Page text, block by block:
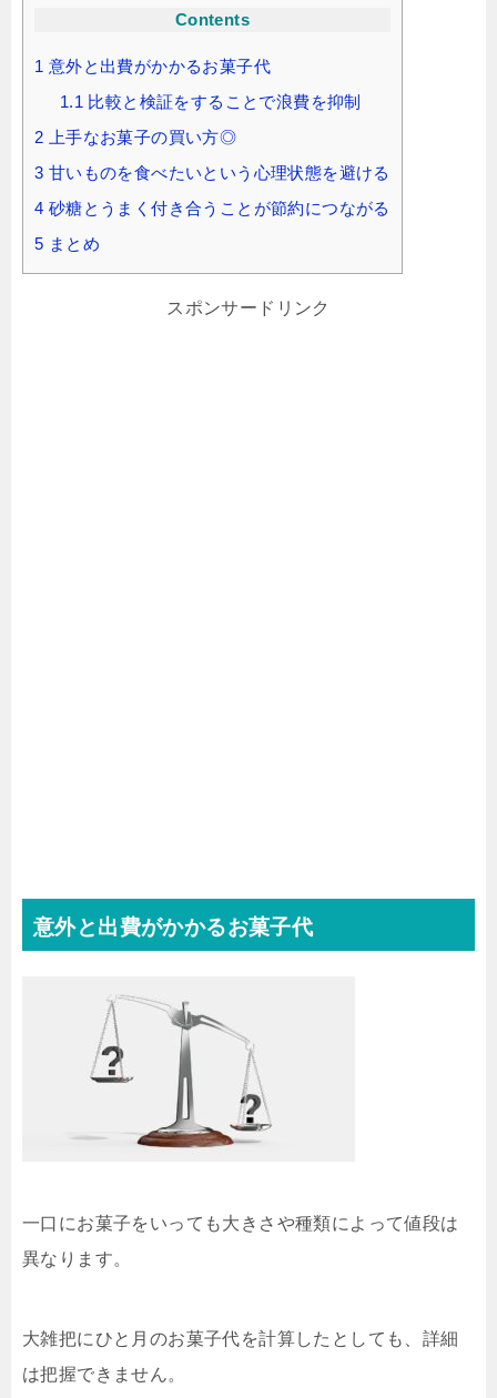
Contents
1 意外と出費がかかるお菓子代
1.1 比較と検証をすることで浪費を抑制
2 上手なお菓子の買い方◎
3 甘いものを食べたいという心理状態を避ける
4 砂糖とうまく付き合うことが節約につながる
5 まとめ
スポンサードリンク
意外と出費がかかるお菓子代
一口にお菓子をいっても大きさや種類によって値段は
異なります。
大雑把にひと月のお菓子代を計算したとしても、詳細
は把握できません。